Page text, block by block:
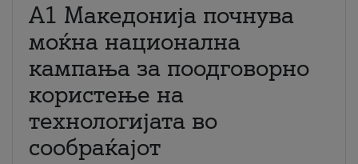
A1 Македонија почнува
моќна национална
кампања за поодговорно
користење на
технологијата во
сообраќајот